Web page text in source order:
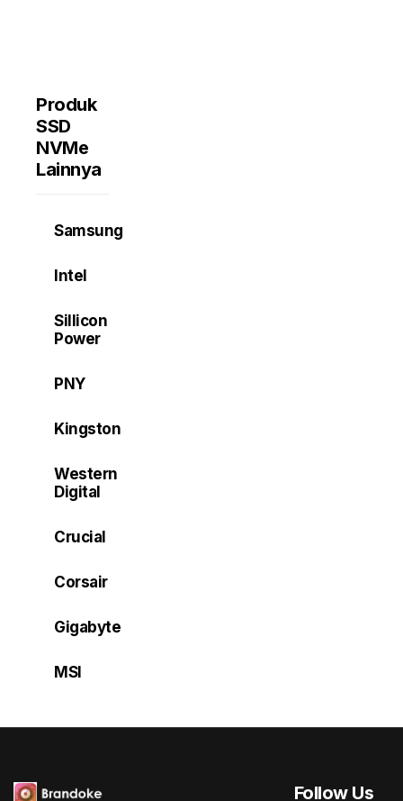
Produk
SSD
NVMe
Lainnya
Samsung
Intel
Sillicon
Power
PNY
Kingston
Western
Digital
Crucial
Corsair
Gigabyte
MSI
Follow Us